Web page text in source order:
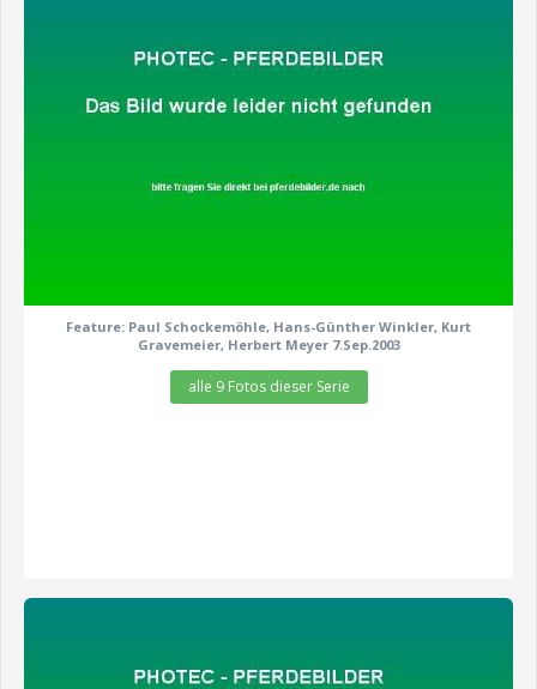
Feature: Paul Schockemöhle, Hans-Günther Winkler, Kurt
Gravemeier, Herbert Meyer 7.Sep.2003
alle 9 Fotos dieser Serie